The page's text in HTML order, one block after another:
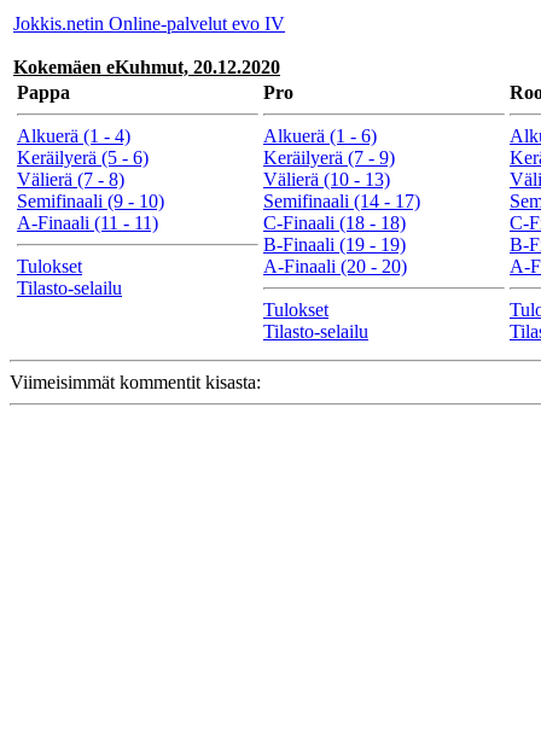
Jokkis.netin Online-palvelut evo IV
Kokemäen eKuhmut, 20.12.2020
Pappa
Alkuerä (1 - 4)
Keräilyerä (5 - 6)
Välierä (7 - 8)
Semifinaali (9 - 10)
A-Finaali (11 - 11)
Tulokset
Tilasto-selailu
Pro
Alkuerä (1 - 6)
Keräilyerä (7 - 9)
Välierä (10 - 13)
Semifinaali (14 - 17)
C-Finaali (18 - 18)
B-Finaali (19 - 19)
A-Finaali (20 - 20)
Tulokset
Tilasto-selailu
C-
B-
A-
Viimeisimmät kommentit kisasta: